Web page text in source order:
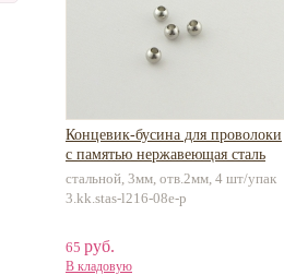
Концевик-бусина для проволоки
с памятью нержавеющая сталь
стальной, 3мм, отв.2мм, 4 шт/упак
3.kk.stas-l216-08e-p
65 руб.
В кладовую